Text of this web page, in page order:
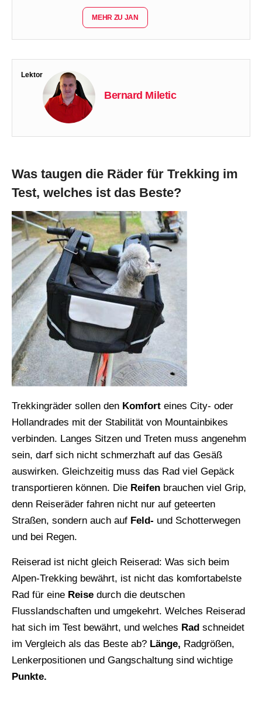
MEHR ZU JAN
Lektor
Bernard Miletic
Was taugen die Räder für Trekking im
Test, welches ist das Beste?
Trekkingräder sollen den Komfort eines City- oder
Hollandrades mit der Stabilität von Mountainbikes
verbinden. Langes Sitzen und Treten muss angenehm
sein, darf sich nicht schmerzhaft auf das Gesäß
auswirken. Gleichzeitig muss das Rad viel Gepäck
transportieren können. Die Reifen brauchen viel Grip,
denn Reiseräder fahren nicht nur auf geteerten
Straßen, sondern auch auf Feld- und Schotterwegen
und bei Regen.
Reiserad ist nicht gleich Reiserad: Was sich beim
Alpen-Trekking bewährt, ist nicht das komfortabelste
Rad für eine Reise durch die deutschen
Flusslandschaften und umgekehrt. Welches Reiserad
hat sich im Test bewährt, und welches Rad schneidet
im Vergleich als das Beste ab? Länge, Radgrößen,
Lenkerpositionen und Gangschaltung sind wichtige
Punkte.